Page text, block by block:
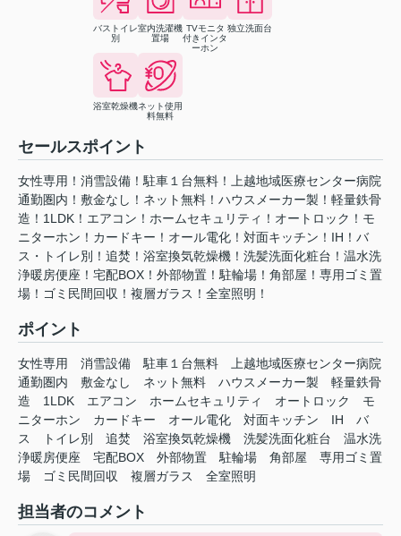
バストイレ
別
室内洗濯機
置場
TVモニタ
付きインタ
ーホン
独立洗面台
浴室乾燥機ネット使用
料無料
セールスポイント
女性専用！消雪設備！駐車１台無料！上越地域医療センター病院
通勤圏内！敷金なし！ネット無料！ハウスメーカー製！軽量鉄骨
造！1LDK！エアコン！ホームセキュリティ！オートロック！モ
ニターホン！カードキー！オール電化！対面キッチン！IH！バ
ス・トイレ別！追焚！浴室換気乾燥機！洗髪洗面化粧台！温⽔洗
浄暖房便座！宅配BOX！外部物置！駐輪場！角部屋！専用ゴミ置
場！ゴミ民間回収！複層ガラス！全室照明！
ポイント
女性専用 消雪設備 駐車１台無料
上越地域医療センター病院
通勤圏内
敷金なし ネット無料 ハウスメーカー製
軽量鉄骨
造
1LDK エアコン ホームセキュリティ オートロック
モ
ニターホン
カードキー オール電化 対面キッチン IH
バ
ス
トイレ別 追焚 浴室換気乾燥機 洗髪洗面化粧台
温⽔洗
浄暖房便座
宅配BOX 外部物置 駐輪場 角部屋
専用ゴミ置
場
ゴミ民間回収 複層ガラス 全室照明
担当者のコメント